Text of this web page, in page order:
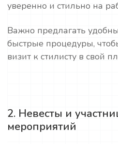
уверенно и стильно на
Важно предлагать
быстрые процедуры,
визит к стилисту в свой
2. Невесты и
мероприятий